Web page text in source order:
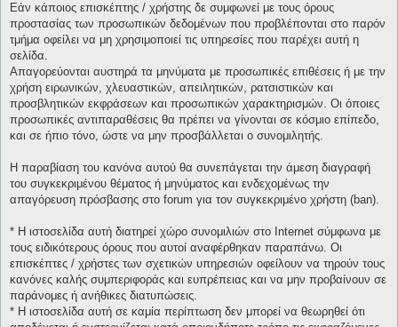
Εάν κάποιος επισκέπτης / χρήστης δε συμφωνεί με τους όρους
προστασίας των προσωπικών δεδομένων που προβλέπονται στο παρόν
τμήμα οφείλει να μη χρησιμοποιεί τις υπηρεσίες που παρέχει αυτή η
σελίδα.
Απαγορεύονται αυστηρά τα μηνύματα με προσωπικές επιθέσεις ή με την
χρήση ειρωνικών, χλευαστικών, απειλητικών, ρατσιστικών και
προσβλητικών εκφράσεων και προσωπικών χαρακτηρισμών. Οι όποιες
προσωπικές αντιπαραθέσεις θα πρέπει να γίνονται σε κόσμιο επίπεδο,
και σε ήπιο τόνο, ώστε να μην προσβάλλεται ο συνομιλητής.
Η παραβίαση του κανόνα αυτού θα συνεπάγεται την άμεση διαγραφή
του συγκεκριμένου θέματος ή μηνύματος και ενδεχομένως την
απαγόρευση πρόσβασης στο forum για τον συγκεκριμένο χρήστη (ban).
* H ιστοσελίδα αυτή διατηρεί χώρο συνομιλιών στο Internet σύμφωνα με
τους ειδικότερους όρους που αυτοί αναφέρθηκαν παραπάνω. Οι
επισκέπτες / χρήστες των σχετικών υπηρεσιών οφείλουν να τηρούν τους
κανόνες καλής συμπεριφοράς και ευπρέπειας και να μην προβαίνουν σε
παράνομες ή ανήθικες διατυπώσεις.
* H ιστοσελίδα αυτή σε καμία περίπτωση δεν μπορεί να θεωρηθεί ότι